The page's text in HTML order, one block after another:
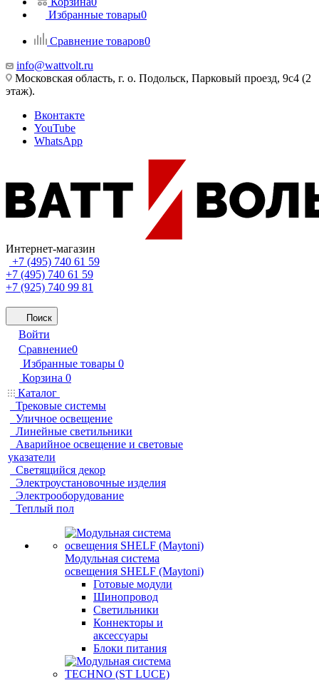
Избранные товары0
Сравнение товаров0
info@wattvolt.ru
Московская область, г. о. Подольск, Парковый проезд, 9с4 (2
этаж).
Вконтакте
YouTube
WhatsApp
Интернет-магазин
+7 (495) 740 61 59
+7 (495) 740 61 59
+7 (925) 740 99 81
Поиск
Войти
Сравнение0
Избранные товары 0
Корзина 0
Каталог
Трековые системы
Уличное освещение
Линейные светильники
Аварийное освещение и световые
указатели
Светящийся декор
Электроустановочные изделия
Электрооборудование
Теплый пол
Модульная система
освещения SHELF (Maytoni)
Готовые модули
Шинопровод
Светильники
Коннекторы и
аксессуары
Блоки питания